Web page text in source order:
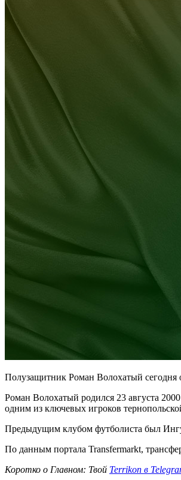
Полузащитник Роман Волохатый
Роман Волохатый родился 23 августа
одним из ключевых игроков
Предыдущим клубом футболиста был
По данным портала Transfermarkt,
Коротко о Главном: Твой Terrikon в